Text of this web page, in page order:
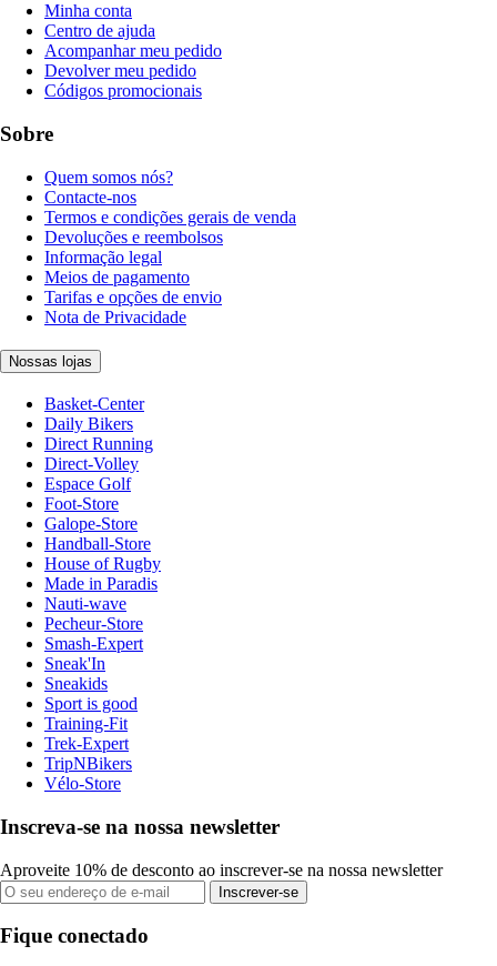
Minha conta
Centro de ajuda
Acompanhar meu pedido
Devolver meu pedido
Códigos promocionais
Sobre
Quem somos nós?
Contacte-nos
Termos e condições gerais de venda
Devoluções e reembolsos
Informação legal
Meios de pagamento
Tarifas e opções de envio
Nota de Privacidade
Nossas lojas
Basket-Center
Daily Bikers
Direct Running
Direct-Volley
Espace Golf
Foot-Store
Galope-Store
Handball-Store
House of Rugby
Made in Paradis
Nauti-wave
Pecheur-Store
Smash-Expert
Sneak'In
Sneakids
Sport is good
Training-Fit
Trek-Expert
TripNBikers
Vélo-Store
Inscreva-se na nossa newsletter
Aproveite 10% de desconto ao inscrever-se na nossa newsletter
Inscrever-se
Fique conectado